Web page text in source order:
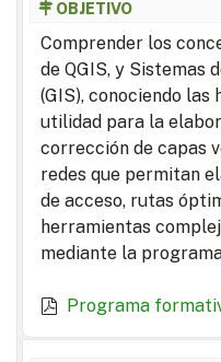
OBJETIVO
Comprender los
de QGIS, y Sistemas
(GIS), conociendo las
utilidad para la
corrección de capas
redes que permitan
de acceso, rutas
herramientas
mediante la
Programa